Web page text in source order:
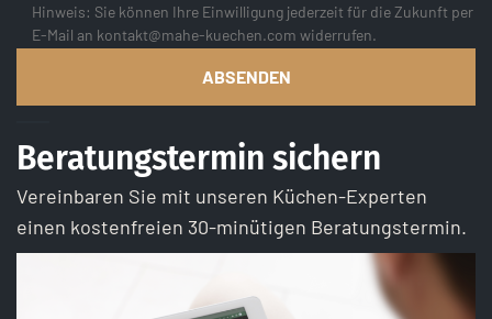
Hinweis: Sie können Ihre Einwilligung jederzeit für die Zukunft per
E-Mail an kontakt@mahe-kuechen.com widerrufen.
Beratungstermin sichern
Vereinbaren Sie mit unseren Küchen-Experten
einen kostenfreien 30-minütigen Beratungstermin.